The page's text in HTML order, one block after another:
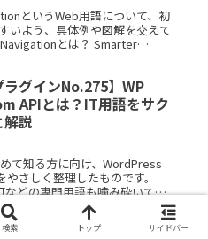
というWeb用語について、初
いよう、具体例や図解を交えて
とは？ Smarter
ラグインNo.275】WP
APIとは？IT用語をサク
解説
て知る方に向け、WordPress
さしく整理したものです。
などの専門用語も噛み砕いて説
どこでつまづRead More...
ラグインNo.26】
検索 トップ サイドバー